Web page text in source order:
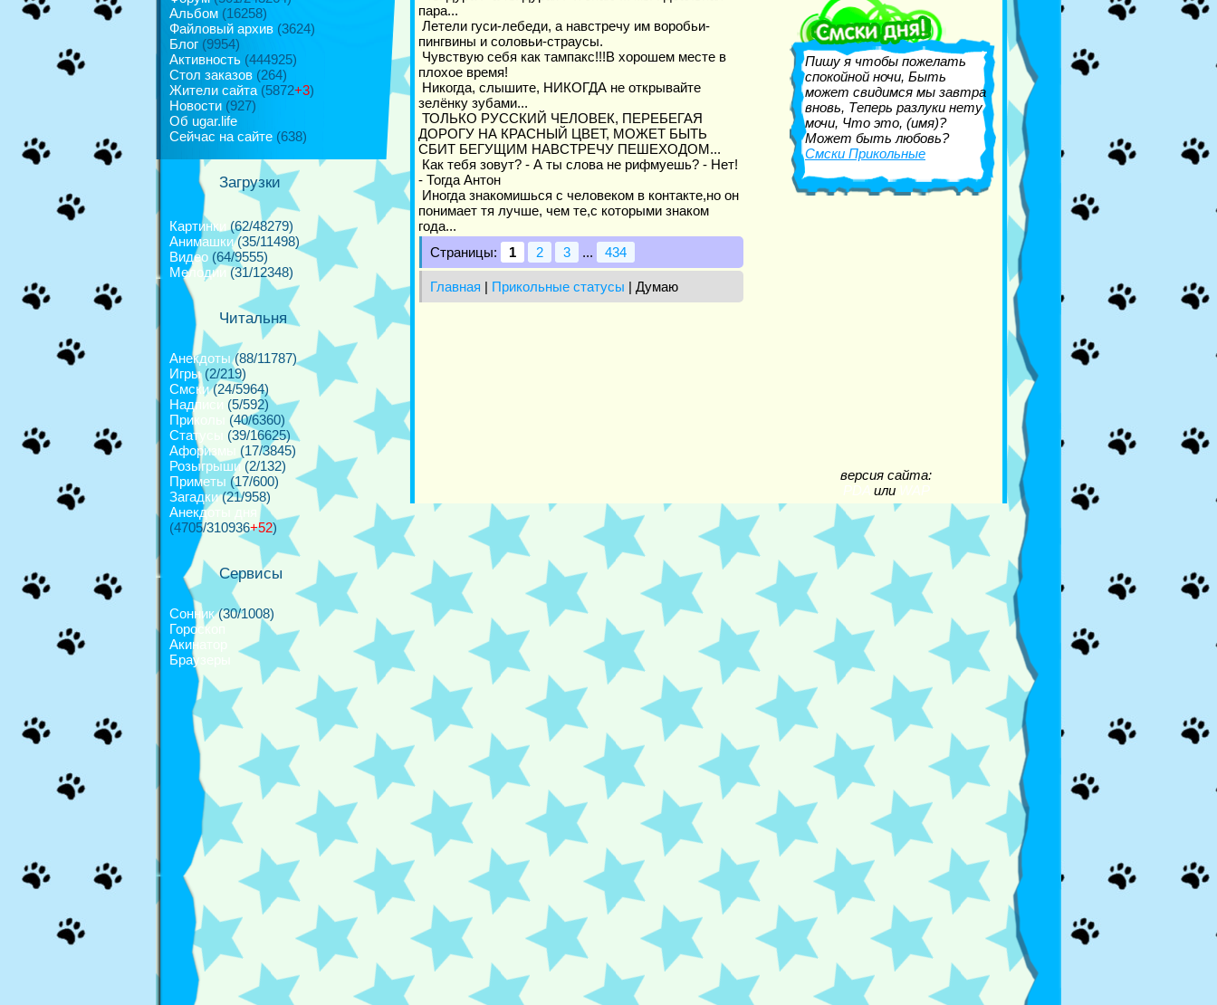
пара...
Летели гуси-лебеди, а навстречу им воробьи-
пингвины и соловьи-страусы.
Чувствую себя как тампакс!!!В хорошем месте в
плохое время!
Никогда, слышите, НИКОГДА не открывайте
зелёнку зубами...
ТОЛЬКО РУССКИЙ ЧЕЛОВЕК, ПЕРЕБЕГАЯ
ДОРОГУ НА КРАСНЫЙ ЦВЕТ, МОЖЕТ БЫТЬ
СБИТ БЕГУЩИМ НАВСТРЕЧУ ПЕШЕХОДОМ...
Как тебя зовут? - А ты слова не рифмуешь? - Нет!
- Тогда Антон
Иногда знакомишься с человеком в контакте,но он
понимает тя лучше, чем те,с которыми знаком
года...
Страницы:
1 2 3 ... 434
Главная | Прикольные статусы | Думаю
Пишу я чтобы пожелать
спокойной ночи, Быть
может свидимся мы завтра
вновь, Теперь разлуки нету
мочи, Что это, (имя)?
Может быть любовь?
Смски Прикольные
версия сайта:
PDA или WAP
Альбом (16258)
Файловый архив (3624)
Блог (9954)
Активность (444925)
Стол заказов (264)
Жители сайта (5872+3)
Новости (927)
Об ugar.life
Сейчас на сайте (638)
Загрузки
Картинки
(62/48279)
Анимашки(35/11498)
Видео (64/9555)
Мелодии
(31/12348)
Читальня
Анекдоты(88/11787)
Игры(2/219)
Смски(24/5964)
Надписи
(5/592)
Приколы
(40/6360)
Cтатусы
(39/16625)
Афоризмы
(17/3845)
Розыгрыши(2/132)
Приметы (17/600)
Загадки(21/958)
Анекдоты дня
(4705/310936+52)
Сервисы
Сонник(30/1008)
Гороскоп
Акинатор
Браузеры